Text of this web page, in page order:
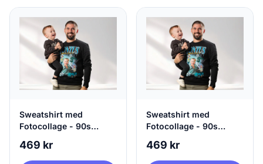
Sweatshirt med
Fotocollage - 90s
469 kr
Sweatshirt med
Fotocollage - 90s
469 kr